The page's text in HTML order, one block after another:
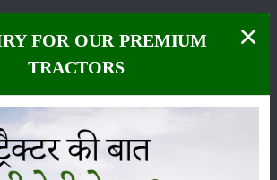
भारत में ट्रैक्टरों के बाजार में 13.5% हिस्सेदारी है और
करती है।
मशीनरी से सुसज्जित हैं। ये सुविधाएं पार्ट्स का निर्माण भी
को पूरी सेवा प्रदान करती हैं।
FOR OUR PREMIUM
TRACTORS